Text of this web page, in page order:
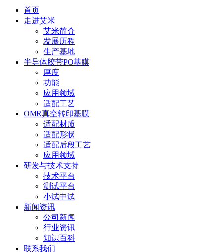
首页
走进艾米
艾米简介
发展历程
生产基地
半导体胶带PO基膜
厚度
功能
应用领域
适配工艺
OMR真空转印基膜
适配材质
适配形状
适配后段工艺
应用领域
研发与技术支持
技术平台
测试平台
小试中试
新闻资讯
公司新闻
行业资讯
知识百科
联系我们